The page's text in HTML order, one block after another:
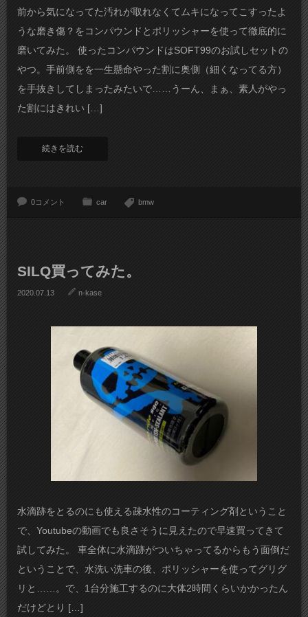
前から気になってた汚れが取れなくてムキになってこすったよ
うな磨き傷？をコンパウンドとポリッシャーを使って徹底的に
磨いてみた。 使ったコンパウンドはSOFT99のお試しセットの
やつ。手前側をを一生懸命やった割に奥側（細くなってる方）
を手抜きしてしまったみたいで……うーん、まぁ、素人がやっ
た割にはきれい […]
続きを読む
0コメント car bmw
SILQ買ってみた。
2020.07.13 n-kase
水滴跡をとるのにも使える疎水性のコーティング剤ということ
で、Youtubeの動画でも良さそうに見えたので早速買ってきて
試してみた。 車全体に水滴跡がついちゃってるからもう面倒だ
ということで、水洗い洗車の後、ポリッシャーを使ってグリグ
リと……。で、1台分施工するのに大体2時間くらいかかったん
だけどとり […]